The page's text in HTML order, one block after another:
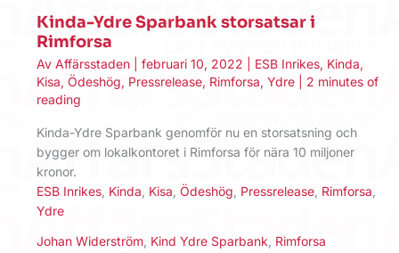
Kinda-Ydre Sparbank storsatsar i
Rimforsa
Av Affärsstaden februari 10, 2022 ESB Inrikes, Kinda,
Kisa, Ödeshög, Pressrelease, Rimforsa, Ydre
2 minutes of
reading
Kinda-Ydre Sparbank genomför nu en storsatsning och
bygger om lokalkontoret i Rimforsa för nära 10 miljoner
kronor.
ESB Inrikes Kinda Kisa Ödeshög Pressrelease Rimforsa
Ydre
Johan Widerström Kind Ydre Sparbank Rimforsa